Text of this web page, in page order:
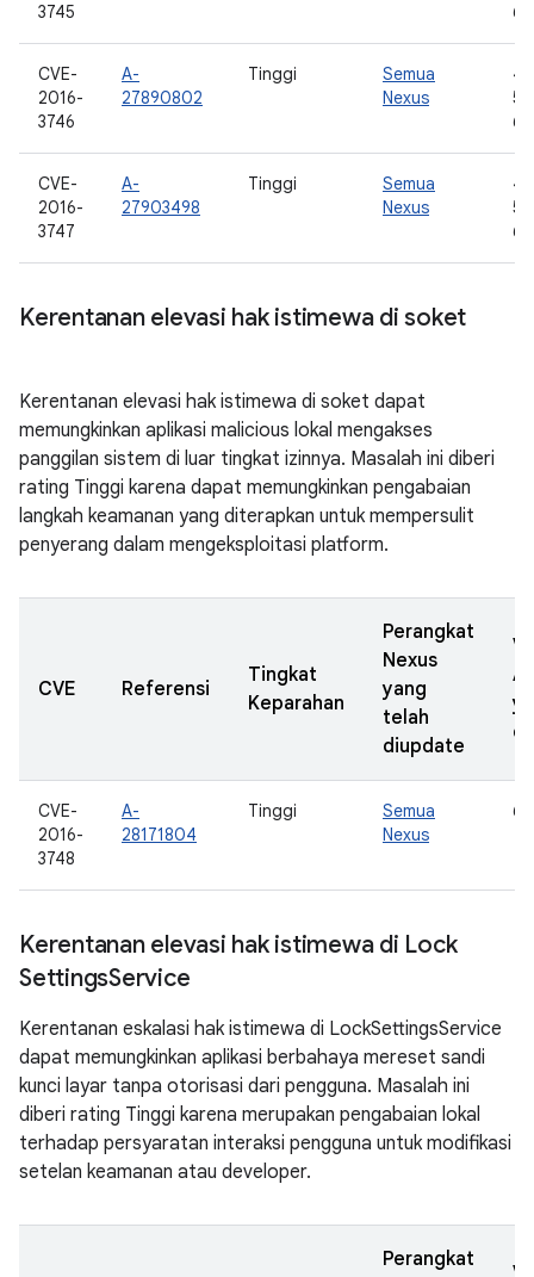
3745
CVE-
2016-
3746
A-
27890802
Tinggi
Semua
Nexus
CVE-
2016-
3747
A-
27903498
Tinggi
Semua
Nexus
Kerentanan elevasi hak istimewa di soket
Kerentanan elevasi hak istimewa di soket dapat
memungkinkan aplikasi malicious lokal mengakses
panggilan sistem di luar tingkat izinnya. Masalah ini diberi
rating Tinggi karena dapat memungkinkan pengabaian
langkah keamanan yang diterapkan untuk mempersulit
penyerang dalam mengeksploitasi platform.
CVE Referensi
Tingkat
Keparahan
Perangkat
Nexus
yang
telah
diupdate
CVE-
2016-
3748
A-
28171804
Tinggi
Semua
Nexus
Kerentanan elevasi hak istimewa di Lock
SettingsService
Kerentanan eskalasi hak istimewa di LockSettingsService
dapat memungkinkan aplikasi berbahaya mereset sandi
kunci layar tanpa otorisasi dari pengguna. Masalah ini
diberi rating Tinggi karena merupakan pengabaian lokal
terhadap persyaratan interaksi pengguna untuk modifikasi
setelan keamanan atau developer.
Perangkat